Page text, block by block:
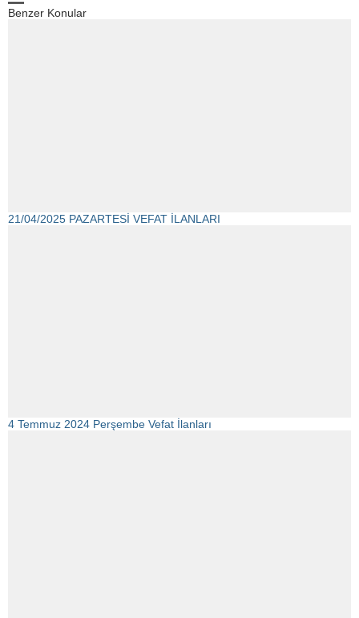
Benzer Konular
21/04/2025 PAZARTESİ VEFAT İLANLARI
4 Temmuz 2024 Perşembe Vefat İlanları